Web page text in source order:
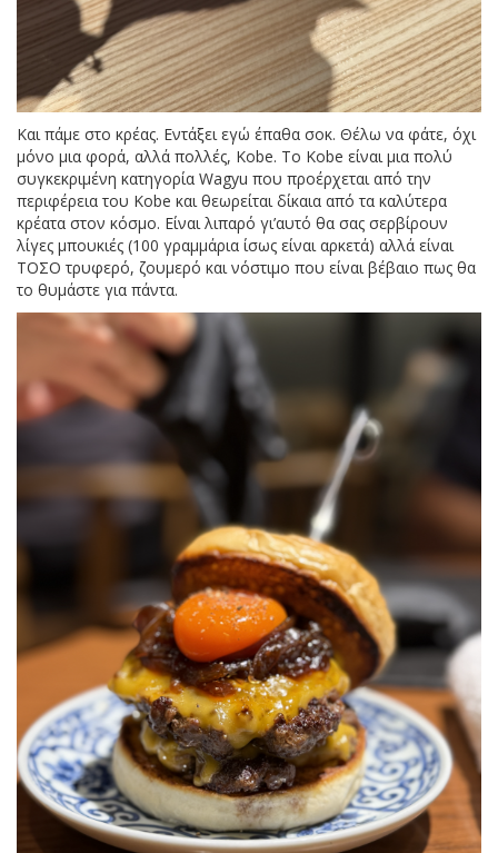
Και πάμε στο κρέας. Εντάξει εγώ έπαθα σοκ. Θέλω να φάτε, όχι
μόνο μια φορά, αλλά πολλές, Kobe. To Kobe είναι μια πολύ
συγκεκριμένη κατηγορία Wagyu που προέρχεται από την
περιφέρεια του Kobe και θεωρείται δίκαια από τα καλύτερα
κρέατα στον κόσμο. Είναι λιπαρό γι’αυτό θα σας σερβίρουν
λίγες μπουκιές (100 γραμμάρια ίσως είναι αρκετά) αλλά είναι
ΤΟΣΟ τρυφερό, ζουμερό και νόστιμο που είναι βέβαιο πως θα
το θυμάστε για πάντα.